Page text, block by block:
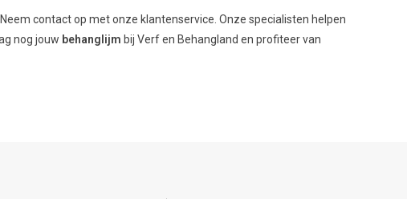
contact op met onze klantenservice. Onze specialisten helpen
nog jouw behanglijm bij Verf en Behangland en profiteer van